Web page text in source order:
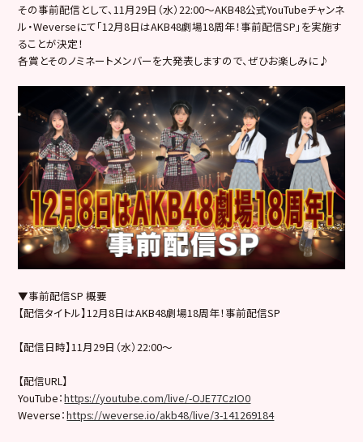
その事前配信として、11月29日（水）22:00〜AKB48公式YouTubeチャンネ
ル・Weverseにて「12月8日はAKB48劇場18周年！事前配信SP」を実施す
ることが決定！
各賞とそのノミネートメンバーを大発表しますので、ぜひお楽しみに♪
▼事前配信SP 概要
【配信タイトル】12月8日はAKB48劇場18周年！事前配信SP
【配信日時】11月29日（水）22:00〜
【配信URL】
YouTube：https://youtube.com/live/-OJE77CzIO0
Weverse：https://weverse.io/akb48/live/3-141269184